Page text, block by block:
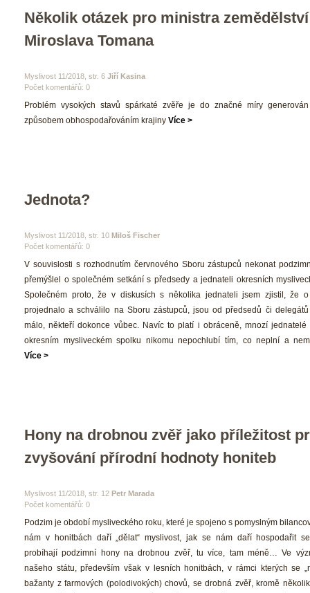
Několik otázek pro ministra zemědělství
Miroslava Tomana
Myslivost 11/2018, str. 6 Jiří Kasina
Počet komentářů: 0
Problém vysokých stavů spárkaté zvěře je do značné míry generován
způsobem obhospodařováním krajiny Více >
Jednota?
Myslivost 11/2018, str. 10 Miloš Fischer
Počet komentářů: 0
V souvislosti s rozhodnutím červnového Sboru zástupců nekonat
přemýšlel o společném setkání s předsedy a jednateli okresních
Společném proto, že v diskusích s několika jednateli jsem zjistil, že
projednalo a schválilo na Sboru zástupců, jsou od předsedů či delegátů
málo, někteří dokonce vůbec. Navíc to platí i obráceně, mnozí
okresním mysliveckém spolku nikomu nepochlubí tím, co neplní a
Více >
Hony na drobnou zvěř jako příležitost
zvyšování přírodní hodnoty honiteb
Myslivost 11/2018, str. 12 Petr Marada
Počet komentářů: 0
Podzim je období mysliveckého roku, které je spojeno s pomyslným
nám v honitbách daří „dělat“ myslivost, jak se nám daří hospodařit
probíhají podzimní hony na drobnou zvěř, tu více, tam méně… Ve
našeho státu, především však v lesních honitbách, v rámci kterých se
bažanty z farmových (polodivokých) chovů, se drobná zvěř, kromě